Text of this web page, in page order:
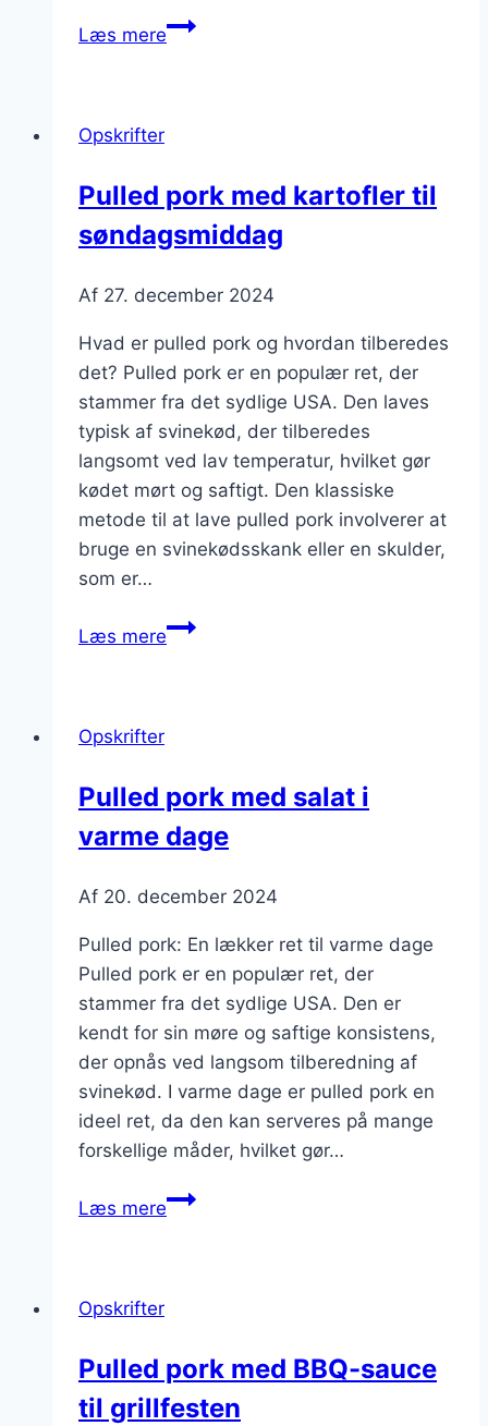
Læs merePulled
Opskrifter
Pulled pork med kartofler til
søndagsmiddag
Af 27. december 2024
Hvad er pulled pork og hvordan tilberedes
det? Pulled pork er en populær ret, der
stammer fra det sydlige USA. Den laves
typisk af svinekød, der tilberedes
langsomt ved lav temperatur, hvilket gør
kødet mørt og saftigt. Den klassiske
metode til at lave pulled pork involverer at
bruge en svinekødsskank eller en skulder,
som er…
Læs merePulled
Opskrifter
Pulled pork med salat i
varme dage
Af 20. december 2024
Pulled pork: En lækker ret til varme dage
Pulled pork er en populær ret, der
stammer fra det sydlige USA. Den er
kendt for sin møre og saftige konsistens,
der opnås ved langsom tilberedning af
svinekød. I varme dage er pulled pork en
ideel ret, da den kan serveres på mange
forskellige måder, hvilket gør…
Læs merePulled
dage
Opskrifter
Pulled pork med BBQ-sauce
til grillfesten